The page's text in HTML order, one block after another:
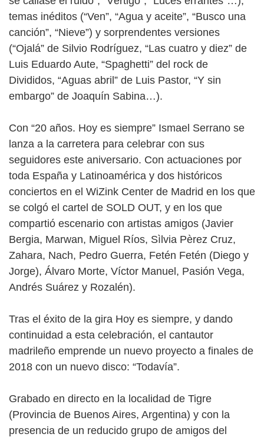
temas inéditos (“Ven”, “Agua y aceite”, “Busco una
canción”, “Nieve”) y sorprendentes versiones
(“Ojalá” de Silvio Rodríguez, “Las cuatro y diez” de
Luis Eduardo Aute, “Spaghetti” del rock de
Divididos, “Aguas abril” de Luis Pastor, “Y sin
embargo” de Joaquín Sabina…).
Con “20 años. Hoy es siempre” Ismael Serrano se
lanza a la carretera para celebrar con sus
seguidores este aniversario. Con actuaciones por
toda España y Latinoamérica y dos históricos
conciertos en el WiZink Center de Madrid en los que
se colgó el cartel de SOLD OUT, y en los que
compartió escenario con artistas amigos (Javier
Bergia, Marwan, Miguel Ríos, Sìlvia Pèrez Cruz,
Zahara, Nach, Pedro Guerra, Fetén Fetén (Diego y
Jorge), Álvaro Morte, Víctor Manuel, Pasión Vega,
Andrés Suárez y Rozalén).
Tras el éxito de la gira Hoy es siempre, y dando
continuidad a esta celebración, el cantautor
madrileño emprende un nuevo proyecto a finales de
2018 con un nuevo disco: “Todavía”.
Grabado en directo en la localidad de Tigre
(Provincia de Buenos Aires, Argentina) y con la
presencia de un reducido grupo de amigos del